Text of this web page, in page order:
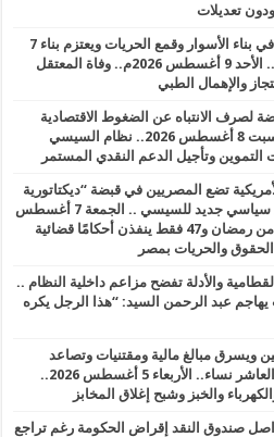
تعديلات
السيسي يواصل الاستثمار بالتوسع في بناء الأسوار وقمع الحريات ويعتزم بناء 7
سجون جديدة بتكلفة 3.6 مليار جنيه.. الأحد 9 أغسطس 2026م.. وفاة المعتقل
والإهمال الطبي
لصرف الانتباه عن الضغوط الاقتصادية
والسياسية والتحديات الداخلية .. السبت 8 أغسطس 2026.. نظام السيسي
وتأجيل الدعم النقدي المستمر
تضع المصريين في قبضة “ديكتاتورية
عسكرية” عبد الرحمن السيد صداع سياسي جديد للسيسي .. الجمعة 7 أغسطس
2026.. 1090 معتقلة بسجن العاشر من رمضان و47 فقط ينفذن أحكامًا قضائية
والحريات بمصر
بالقطامية والأدلة تفضح مزاعم داخلية النظام ..
2026.. ترامب يهاجم عبد الرحمن السيد: “هذا الرجل يكره
ويسرق مبالغ مالية ومقتنيات وتصاعد
الانتهاكات ضد المعتقلات في سجن العاشر نساء.. الأربعاء 5 أغسطس 2026..
والخبز وشبح إغلاق المخابز
صندوق النقد إقراض الحكومة رغم تراجع